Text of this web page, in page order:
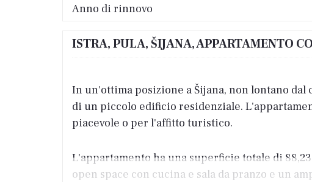
Anno di rinnovo
ISTRA, PULA, ŠIJANA, APPARTAMENTO
In un'ottima posizione a Šijana, non lontano
di un piccolo edificio residenziale.
piacevole o per l'affitto turistico.
L'appartamento ha una superficie totale di
open space con cucina e sala da pranzo e un